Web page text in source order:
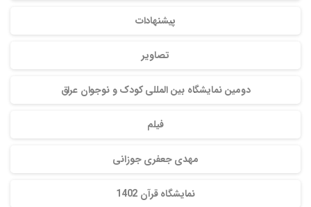
پیشنهادات
تصاویر
دومین نمایشگاه بین المللی کودک و نوجوان عراق
فیلم
مهدی جعفری جوزانی
نمایشگاه قرآن 1402